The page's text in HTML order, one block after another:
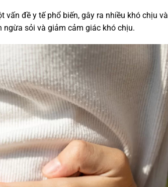
đề y tế phổ biến, gây ra nhiều khó chịu và
sỏi và giảm cảm giác khó chịu.